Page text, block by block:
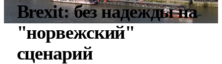
Brexit: без надежды на
"норвежский"
сценарий